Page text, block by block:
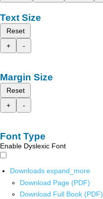
Text Size
Reset
+
-
Margin Size
Reset
+
-
Font Type
Enable Dyslexic Font
Downloads expand_more
Download Page (PDF)
Download Full Book (PDF)